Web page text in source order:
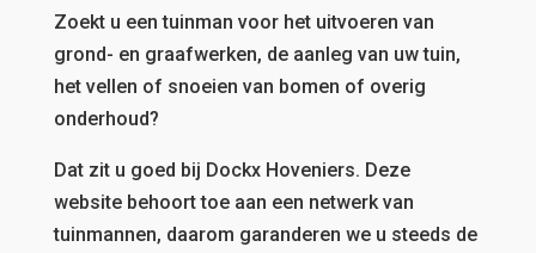
Zoekt u een tuinman voor het uitvoeren van
grond- en graafwerken, de aanleg van uw tuin,
het vellen of snoeien van bomen of overig
onderhoud?
Dat zit u goed bij Dockx Hoveniers. Deze
website behoort toe aan een netwerk van
tuinmannen, daarom garanderen we u steeds de